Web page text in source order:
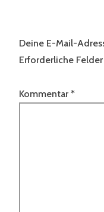
Deine E-Mail-
Erforderliche
Kommentar *